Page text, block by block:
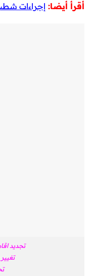
أقرأ أيضا: إجراءات
تجديد